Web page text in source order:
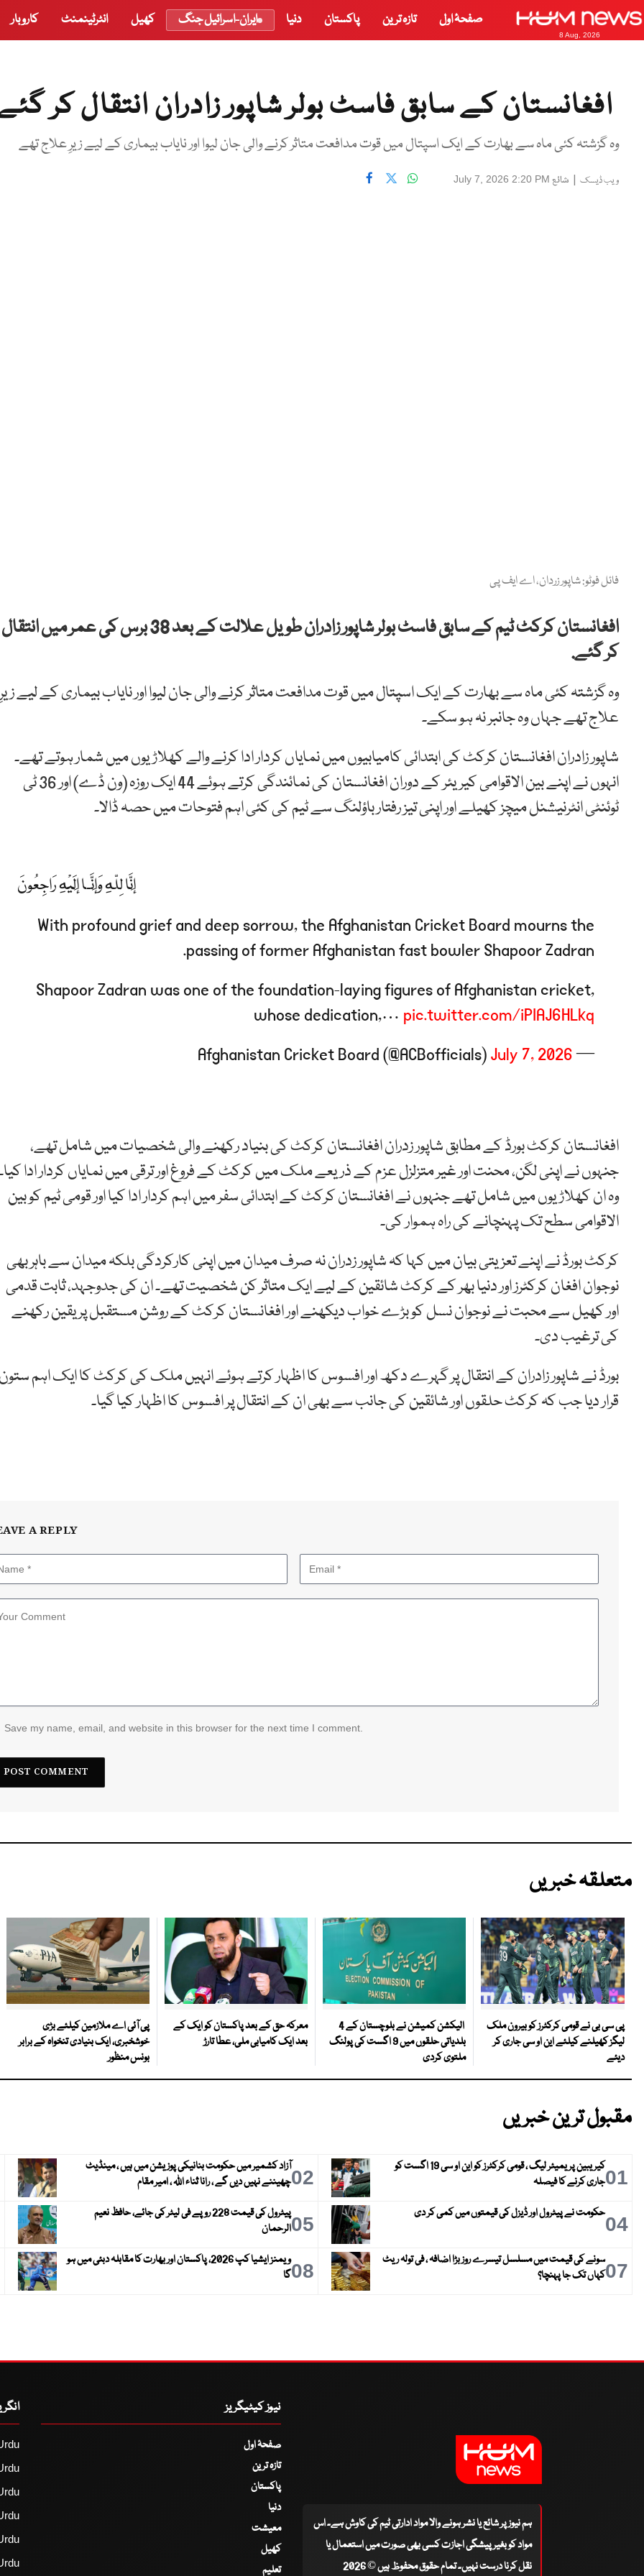
8 Aug, 2026
صفحۂ اول تازہ ترین پاکستان دنیا ایران-اسرائیل جنگ کھیل انٹرٹینمنٹ کاروبار
افغانستان کے سابق فاسٹ بولر شاپور زادران انتقال کر
وہ گزشتہ کئی ماہ سے بھارت کے ایک اسپتال میں قوت مدافعت متاثر کرنے والی جان لیوا اور نایاب بیماری کے لیے زیرِ علاج تھے
ویب ڈیسک | شائع July 7, 2026 2:20 PM
فائل فوٹو: شاپور زردان، اے ایف پی
افغانستان کرکٹ ٹیم کے سابق فاسٹ بولر شاپور زادران طویل علالت کے بعد 38 برس کی عمر میں انتقال
کر گئے.
وہ گزشتہ کئی ماہ سے بھارت کے ایک اسپتال میں قوت مدافعت متاثر کرنے والی جان لیوا اور نایاب بیماری کے لیے زیرِ
علاج تھے جہاں وہ جانبر نہ ہو سکے۔
شاپور زادران افغانستان کرکٹ کی ابتدائی کامیابیوں میں نمایاں کردار ادا کرنے والے کھلاڑیوں میں شمار ہوتے تھے۔
انہوں نے اپنے بین الاقوامی کیریئر کے دوران افغانستان کی نمائندگی کرتے ہوئے 44 ایک روزہ (ون ڈے) اور 36 ٹی
ٹوئنٹی انٹرنیشنل میچز کھیلے اور اپنی تیز رفتار باؤلنگ سے ٹیم کی کئی اہم فتوحات میں حصہ ڈالا۔
إِنَّا لِلّهِ وَإِنَّـا إِلَيْهِ رَاجِعُونَ
With profound grief and deep sorrow, the Afghanistan Cricket Board mourns the
passing of former Afghanistan fast bowler Shapoor Zadran.
Shapoor Zadran was one of the foundation-laying figures of Afghanistan cricket,
whose dedication,… pic.twitter.com/iPIAJ6HLkq
— Afghanistan Cricket Board (@ACBofficials)
July 7, 2026
افغانستان کرکٹ بورڈ کے مطابق شاپور زدران افغانستان کرکٹ کی بنیاد رکھنے والی شخصیات میں شامل تھے،
جنہوں نے اپنی لگن، محنت اور غیر متزلزل عزم کے ذریعے ملک میں کرکٹ کے فروغ اور ترقی میں نمایاں کردار ادا
وہ ان کھلاڑیوں میں شامل تھے جنہوں نے افغانستان کرکٹ کے ابتدائی سفر میں اہم کردار ادا کیا اور قومی ٹیم کو بین
الاقوامی سطح تک پہنچانے کی راہ ہموار کی۔
کرکٹ بورڈ نے اپنے تعزیتی بیان میں کہا کہ شاپور زدران نہ صرف میدان میں اپنی کارکردگی بلکہ میدان سے باہر بھی
نوجوان افغان کرکٹرز اور دنیا بھر کے کرکٹ شائقین کے لیے ایک متاثر کن شخصیت تھے۔ ان کی جدوجہد، ثابت قدمی
اور کھیل سے محبت نے نوجوان نسل کو بڑے خواب دیکھنے اور افغانستان کرکٹ کے روشن مستقبل پر یقین رکھنے
کی ترغیب دی۔
بورڈ نے شاپور زادران کے انتقال پر گہرے دکھ اور افسوس کا اظہار کرتے ہوئے انہیں ملک کی کرکٹ کا ایک اہم
قرار دیا جب کہ کرکٹ حلقوں اور شائقین کی جانب سے بھی ان کے انتقال پر افسوس کا اظہار کیا گیا۔
A REPLY
Save my name, email, and website in this browser for the next time I comment.
متعلقہ خبریں
پی سی بی نے قومی کرکٹرز کو بیرون ملک
لیگز کھیلنے کیلئے این او سی جاری کر
دیئے
الیکشن کمیشن نے بلوچستان کے 4
بلدیاتی حلقوں میں 9 اگست کی پولنگ
ملتوی کردی
معرکہ حق کے بعد پاکستان کو ایک کے
بعد ایک کامیابی ملی، عطا تارڑ
پی آئی اے ملازمین کیلئے بڑی
خوشخبری، ایک بنیادی تنخواہ کے برابر
بونس منظور
مقبول ترین خبریں
01
کیریبین پریمیئر لیگ ، قومی کرکٹرز کو این او سی 19 اگست کو
جاری کرنے کا فیصلہ
02آزاد کشمیر میں حکومت بنانیکی پوزیشن میں ہیں ، مینڈیٹ
چھیننے نہیں دیں گے ، رانا ثناء اللہ ، امیر مقام
04حکومت نے پیٹرول اور ڈیزل کی قیمتوں میں کمی کر دی 05
پیٹرول کی قیمت 228 روپے فی لیٹر کی جائے، حافظ نعیم
الرحمان
07سونے کی قیمت میں مسلسل تیسرے روز بڑا اضافہ ، فی تولہ ریٹ
کہاں تک جا پہنچا؟
08
ویمنز ایشیا کپ 2026، پاکستان اور بھارت کا مقابلہ دبئی میں ہو
گا
ہم نیوز پر شائع یا نشر ہونے والا مواد ادارتی ٹیم کی کاوش ہے۔ اس
مواد کو بغیر پیشگی اجازت کسی بھی صورت میں استعمال یا
نقل کرنا درست نہیں۔ تمام حقوق محفوظ ہیں © 2026
نیوز کیٹیگریز
صفحۂ اول
تازہ ترین
پاکستان
دنیا
معیشت
کھیل
تعلیم